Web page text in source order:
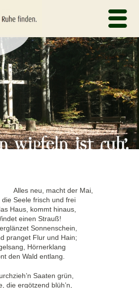
Alles neu, macht der Mai,
die Seele frisch und frei
Haus, kommt hinaus,
einen Strauß!
Sonnenschein,
pranget Flur und Hain;
Hörnerklang
den Wald entlang.
Saaten grün,
die ergötzend blüh’n,